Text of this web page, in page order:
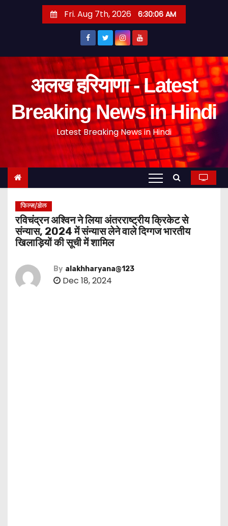
Fri. Aug 7th, 2026 6:30:07 AM
अलख हरियाणा - Latest
Breaking News in Hindi
Latest Breaking News in Hindi
फिल्म/खेल
रविचंद्रन अश्विन ने लिया अंतरराष्ट्रीय क्रिकेट से
संन्यास, 2024 में संन्यास लेने वाले दिग्गज भारतीय
खिलाड़ियों की सूची में शामिल
By alakhharyana@123
Dec 18, 2024